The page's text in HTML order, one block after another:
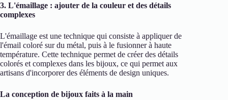
3. L'émaillage : ajouter de la couleur et des détails
complexes
L'émaillage est une technique qui consiste à appliquer de
l'émail coloré sur du métal, puis à le fusionner à haute
température. Cette technique permet de créer des détails
colorés et complexes dans les bijoux, ce qui permet aux
artisans d'incorporer des éléments de design uniques.
La conception de bijoux faits à la main